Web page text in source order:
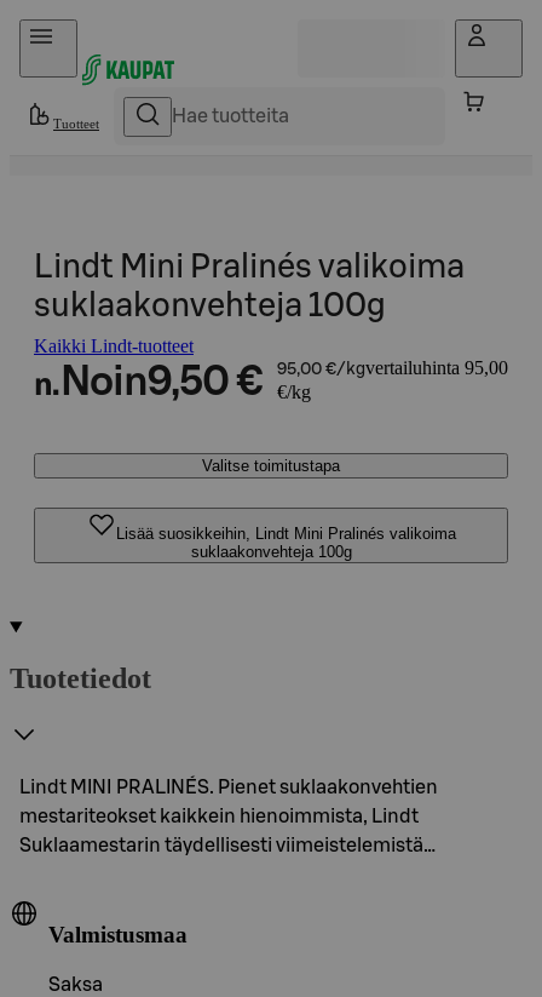
Hyppää sisältöön
Tuotteet
Lindt Mini Pralinés valikoima
suklaakonvehteja 100g
Kaikki Lindt-tuotteet
n. Noin9,50 € 95,00 €/kgvertailuhinta 95,00
€/kg
Valitse toimitustapa
Lisää suosikkeihin, Lindt Mini Pralinés valikoima
suklaakonvehteja 100g
Tuotetiedot
Lindt MINI PRALINÉS. Pienet suklaakonvehtien
mestariteokset kaikkein hienoimmista, Lindt
Suklaamestarin täydellisesti viimeistelemistä…
Valmistusmaa
Saksa